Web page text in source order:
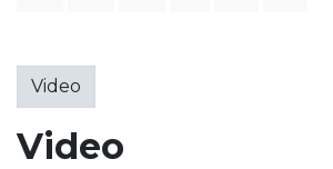
Video
Video